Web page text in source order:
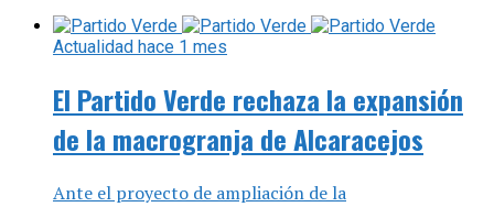
Actualidad hace 1 mes
El Partido Verde rechaza la expansión
de la macrogranja de Alcaracejos
Ante el proyecto de ampliación de la